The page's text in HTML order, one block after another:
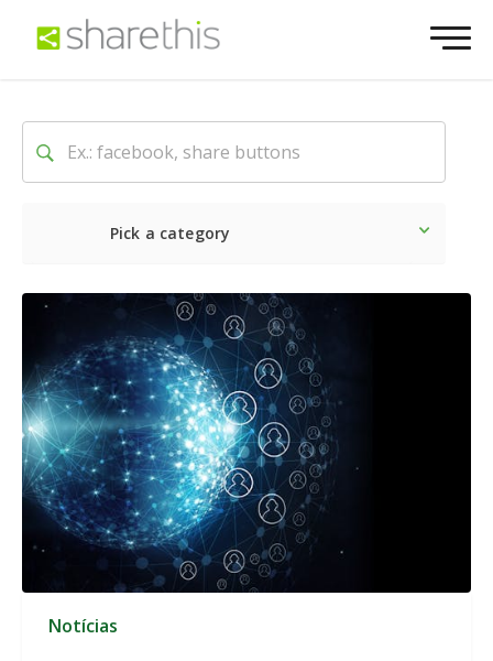
Pick a category
O mais recente Social
Notícias